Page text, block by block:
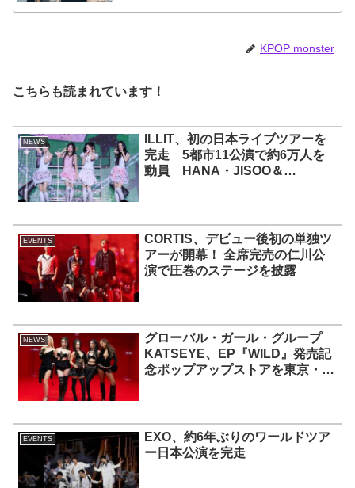
KPOP monster
こちらも読まれています！
NEWS
ILLIT、初の日本ライブツアーを
完走 5都市11公演で約6万人を
動員 HANA・JISOO＆
EVENTS
CORTIS、デビュー後初の単独ツ
アーが開幕！ 全席完売の仁川公
演で圧巻のステージを披露
NEWS
グローバル・ガール・グループ
KATSEYE、EP『WILD』発売記
念ポップアップストアを東京・原
EVENTS
EXO、約6年ぶりのワールドツア
ー日本公演を完走